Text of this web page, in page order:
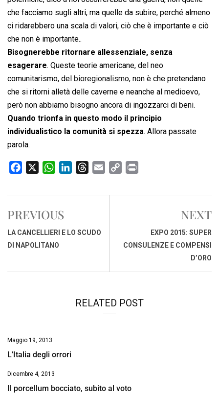
che facciamo sugli altri, ma quelle da subire, perché almeno
ci ridarebbero una scala di valori, ciò che è importante e ciò
che non è importante..
Bisognerebbe ritornare allessenziale, senza
esagerare. Queste teorie americane, del neo
comunitarismo, del bioregionalismo, non è che pretendano
che si ritorni alletà delle caverne e neanche al medioevo,
però non abbiamo bisogno ancora di ingozzarci di beni.
Quando trionfa in questo modo il principio
individualistico la comunità si spezza. Allora passate
parola.
c
b
o
o
W
a
s
A
p
n
d
r
d
a
p
n
i
PREVIOUS
LA CANCELLIERI E LO SCUDO
DI NAPOLITANO
NEXT
EXPO 2015: SUPER
CONSULENZE E COMPENSI
D’ORO
RELATED POST
Maggio 19, 2013
L’Italia degli orrori
Dicembre 4, 2013
Il porcellum bocciato, subito al voto